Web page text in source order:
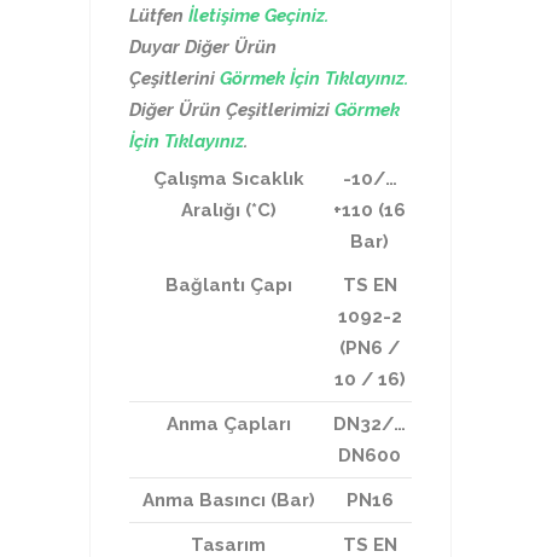
Lütfen İletişime Geçiniz.
Duyar Diğer Ürün
Çeşitlerini Görmek İçin Tıklayınız.
Diğer Ürün Çeşitlerimizi Görmek
İçin Tıklayınız.
Çalışma Sıcaklık
Aralığı (*C)
-10/…
+110 (16
Bar)
Bağlantı Çapı
TS EN
1092-2
(PN6 /
10 / 16)
Anma Çapları
DN32/…
DN600
Anma Basıncı (Bar) PN16
Tasarım
TS EN